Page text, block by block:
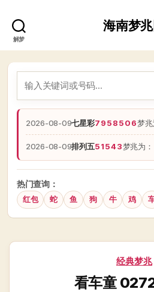
解梦
海南梦
2026-08-09七星彩7958506梦
2026-08-09排列五51543梦兆为
热门查询：
红包 蛇 鱼 狗 牛 鸡
分
经典梦兆
看车童